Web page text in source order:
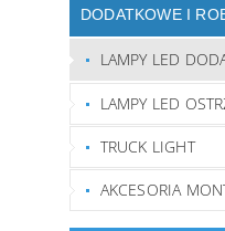
DODATKOWE I
LAMPY LED
LAMPY LED
TRUCK LIGHT
AKCESORIA